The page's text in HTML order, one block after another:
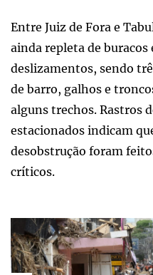
Entre Juiz de Fora e
ainda repleta de buracos
deslizamentos, sendo
de barro, galhos e
alguns trechos. Rastros
estacionados indicam
desobstrução foram
críticos.